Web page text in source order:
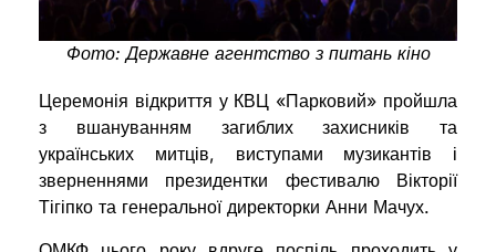
Фото: Державне агентство з питань кіно
Церемонія відкриття у КВЦ «Парковий» пройшла
з вшануванням загиблих захисників та
українських митців, виступами музикантів і
зверненнями президентки фестивалю Вікторії
Тігіпко та генеральної директорки Анни Мачух.